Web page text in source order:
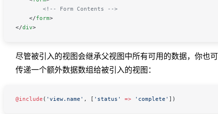
        <!-- Form Contents -->
    </
form>
</div>
尽管被引入的视图会继承父视图中所有可用的数据，你也
传递一个额外数据数组给被引入的视图：
@include ( 'view.name' , [ 'status' => 'complete' ])